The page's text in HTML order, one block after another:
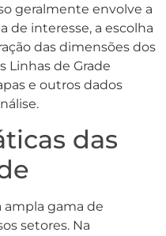
geralmente envolve a
de interesse, a escolha
das dimensões dos
Linhas de Grade
e outros dados
das
ampla gama de
setores. Na